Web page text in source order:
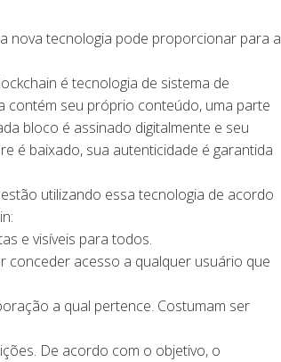
nova tecnologia pode proporcionar para a
é tecnologia de sistema de
contém seu próprio conteúdo, uma parte
bloco é assinado digitalmente e seu
é baixado, sua autenticidade é garantida
utilizando essa tecnologia de acordo
e visíveis para todos.
conceder acesso a qualquer usuário que
a qual pertence. Costumam ser
De acordo com o objetivo, o